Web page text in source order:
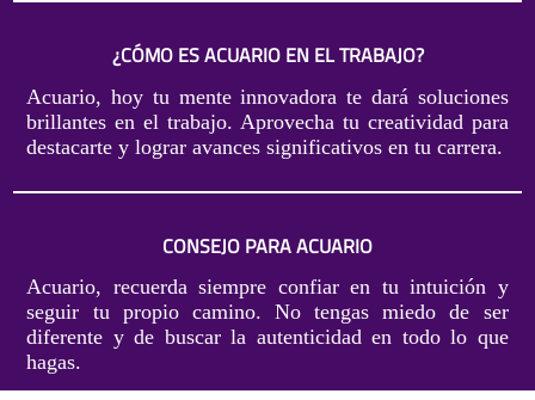
¿CÓMO ES ACUARIO EN EL TRABAJO?
Acuario, hoy tu mente innovadora te dará soluciones
brillantes en el trabajo. Aprovecha tu creatividad para
destacarte y lograr avances significativos en tu carrera.
CONSEJO PARA ACUARIO
Acuario, recuerda siempre confiar en tu intuición y
seguir tu propio camino. No tengas miedo de ser
diferente y de buscar la autenticidad en todo lo que
hagas.